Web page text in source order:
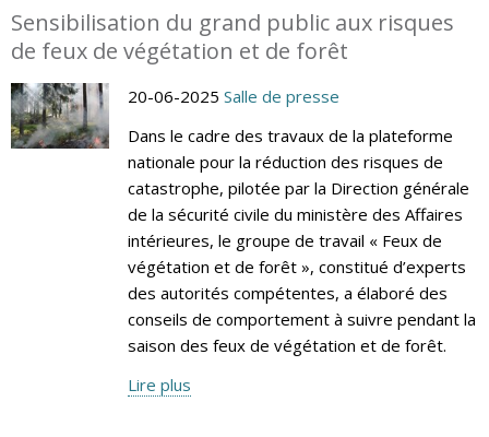
Sensibilisation du grand public aux risques
de feux de végétation et de forêt
20-06-2025 Salle de presse
Dans le cadre des travaux de la plateforme
nationale pour la réduction des risques de
catastrophe, pilotée par la Direction générale
de la sécurité civile du ministère des Affaires
intérieures, le groupe de travail « Feux de
végétation et de forêt », constitué d’experts
des autorités compétentes, a élaboré des
conseils de comportement à suivre pendant la
saison des feux de végétation et de forêt.
Lire plus